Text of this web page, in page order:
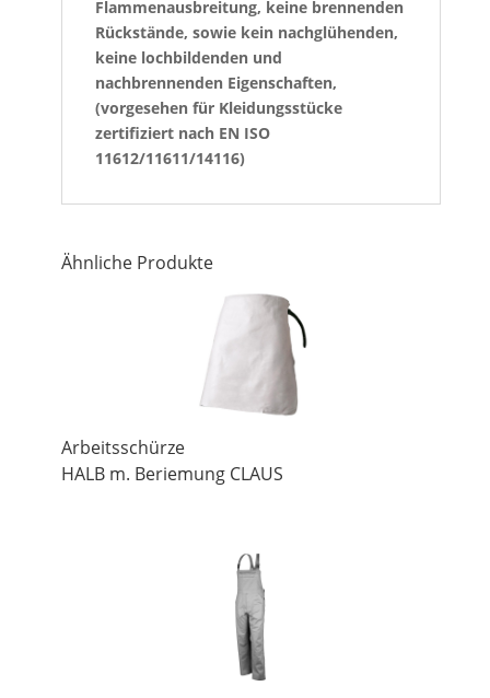
Flammenausbreitung, keine brennenden
Rückstände, sowie kein nachglühenden,
keine lochbildenden und
nachbrennenden Eigenschaften,
(vorgesehen für Kleidungsstücke
zertifiziert nach EN ISO
11612/11611/14116)
Ähnliche Produkte
Arbeitsschürze
HALB m. Beriemung CLAUS